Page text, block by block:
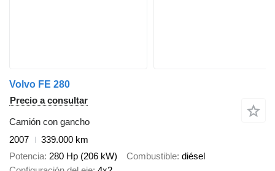
Volvo FE 280
Precio a consultar
Camión con gancho
2007
339.000 km
Potencia 280 Hp (206 kW) Combustible diésel